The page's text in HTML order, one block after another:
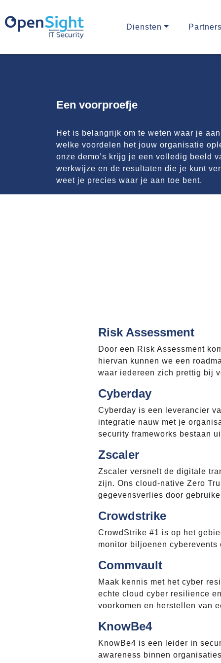
Diensten Partners
Een voorproefje
Het is belangrijk om te weten waar je
welke voordelen het jouw organisatie
onze demo’s krijg je een volledig beeld
werkwijze en de resultaten die je kunt
weet je precies waar je aan toe bent.
Risk Assessment
Door een Risk Assessment
hiervan kunnen we een
waar iedereen zich prettig bij
Cyberday
Cyberday is een leverancier
integratie nauw met je
security frameworks bestaan
Zscaler
Zscaler versnelt de digitale
zijn. Ons cloud-native Zero
gegevensverlies door
Crowdstrike
CrowdStrike #1 is op het
monitor biljoenen
Commvault
Maak kennis met het cyber
echte cloud cyber resilience
voorkomen en herstellen van
KnowBe4
KnowBe4 is een leider in
awareness binnen